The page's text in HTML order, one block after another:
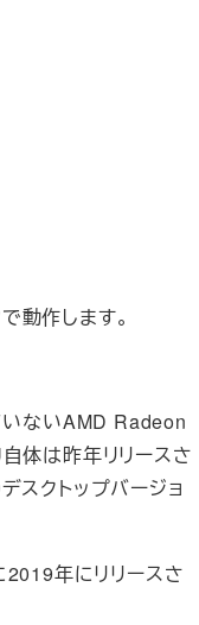
動作します。
いないAMD Radeon
体は昨年リリースさ
クトップバージョ
年にリリースさ